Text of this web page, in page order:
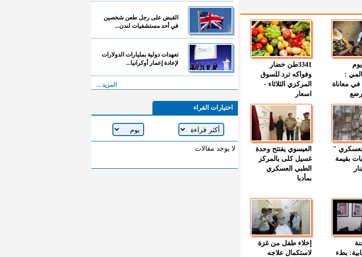
:
في معاناة
3341طن خضار
وفواكه ترد للسوق
المركزي الثلاثاء -
اسعار
"
بقيمة
العيسوي يفتتح وحدة
غسيل كلى بالمركز
الطبي العسكري
بمأدبا
بطء
إخلاء طفل من غزة
لاستكمال علاجه
القبض على رجل طعن شخصين
في أحد مستشفيات لندن...
تعهدات دولية بمليارات الدولارات
لإعادة إعمار أوكرانيا...
المزيد ...
اختيارات القراء
لا يوجد مقالات